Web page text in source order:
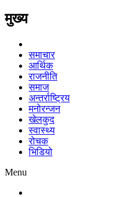
मुख्य
समाचार
आर्थिक
राजनीति
समाज
अन्तर्राष्ट्रिय
मनोरन्जन
खेलकुद
स्वास्थ्य
रोचक
भिडियो
Menu